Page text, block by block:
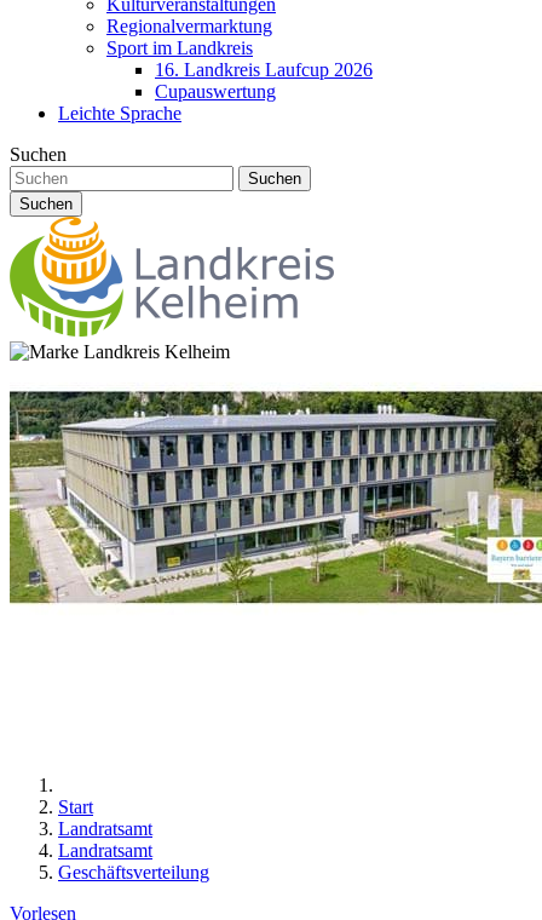
Kulturveranstaltungen
Regionalvermarktung
Sport im Landkreis
16. Landkreis Laufcup 2026
Cupauswertung
Leichte Sprache
Suchen
Suchen
Suchen
Start
Landratsamt
Landratsamt
Geschäftsverteilung
Vorlesen